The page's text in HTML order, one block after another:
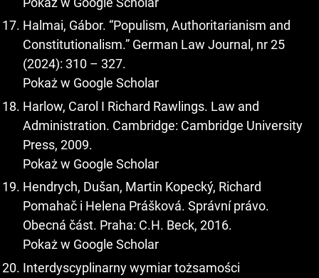
Halmai, Gábor. “Populism, Authoritarianism and
Constitutionalism.” German Law Journal, nr 25
(2024): 310 – 327.
Pokaż w Google Scholar
Harlow, Carol I Richard Rawlings. Law and
Administration. Cambridge: Cambridge University
Press, 2009.
Pokaż w Google Scholar
Hendrych, Dušan, Martin Kopecký, Richard
Pomahač i Helena Prášková. Správní právo.
Obecná část. Praha: C.H. Beck, 2016.
Pokaż w Google Scholar
Interdyscyplinarny wymiar tożsamości